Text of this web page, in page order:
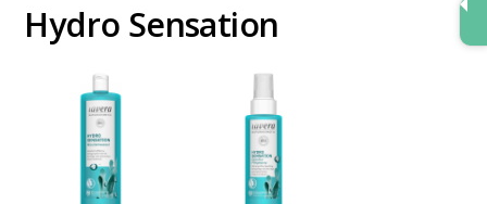
Hydro Sensation